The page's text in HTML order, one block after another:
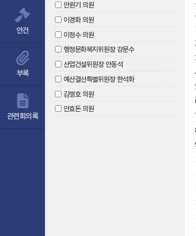
안원기 의원
이경화 의원
이정수 의원
행정문화복지위원장 강문수
산업건설위원장 안동석
예산결산특별위원장 한석화
김맹호 의원
안효돈 의원
안건
부록
관련회의록